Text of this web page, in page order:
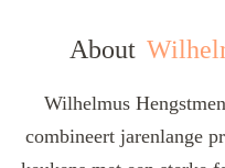
About
Wilhelmus
combineert jarenlange